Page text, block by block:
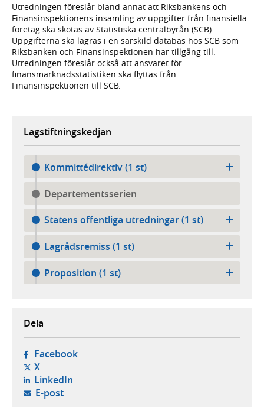
Utredningen föreslår bland annat att Riksbankens och
Finansinspektionens insamling av uppgifter från finansiella
företag ska skötas av Statistiska centralbyrån (SCB).
Uppgifterna ska lagras i en särskild databas hos SCB som
Riksbanken och Finansinspektionen har tillgång till.
Utredningen föreslår också att ansvaret för
finansmarknadsstatistiken ska flyttas från
Finansinspektionen till SCB.
Lagstiftningskedjan
Kommittédirektiv (1 st)
Departementsserien
Statens offentliga utredningar (1 st)
Lagrådsremiss (1 st)
Proposition (1 st)
Dela
Facebook- öppnas i ny flik, extern webbplats,
X- öppnas i ny flik, extern webbplats,
LinkedIn- öppnas i ny flik, extern webbplats,
E-post- öppnar din e-postklient,